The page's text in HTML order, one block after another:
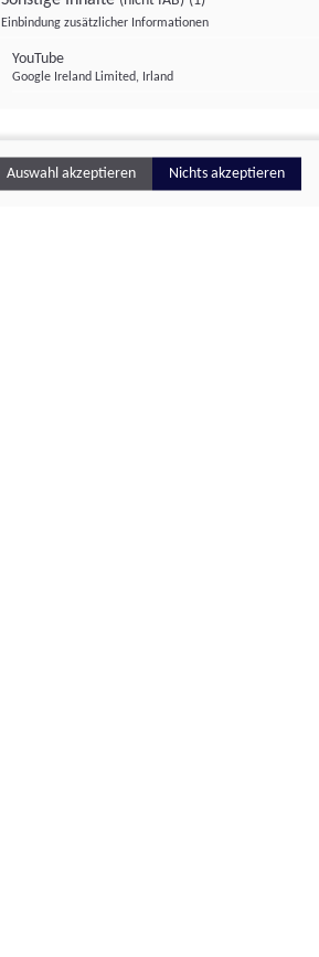
Einbindung zusätzlicher Informationen
YouTube
Google Ireland Limited, Irland
Auswahl akzeptieren Nichts akzeptieren